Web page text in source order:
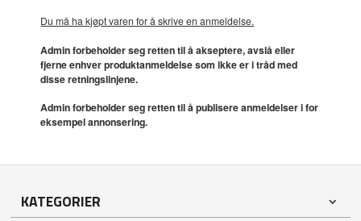
Du må ha kjøpt varen for å skrive en anmeldelse.
Admin forbeholder seg retten til å akseptere, avslå eller
fjerne enhver produktanmeldelse som ikke er i tråd med
disse retningslinjene.
Admin forbeholder seg retten til å publisere anmeldelser i for
eksempel annonsering.
KATEGORIER